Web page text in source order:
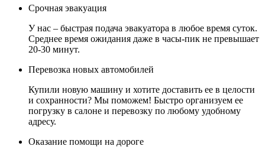
Срочная эвакуация
У нас – быстрая подача эвакуатора в любое время суток.
Среднее время ожидания даже в часы-пик не превышает
20-30 минут.
Перевозка новых автомобилей
Купили новую машину и хотите доставить ее в целости
и сохранности? Мы поможем! Быстро организуем ее
погрузку в салоне и перевозку по любому удобному
адресу.
Оказание помощи на дороге